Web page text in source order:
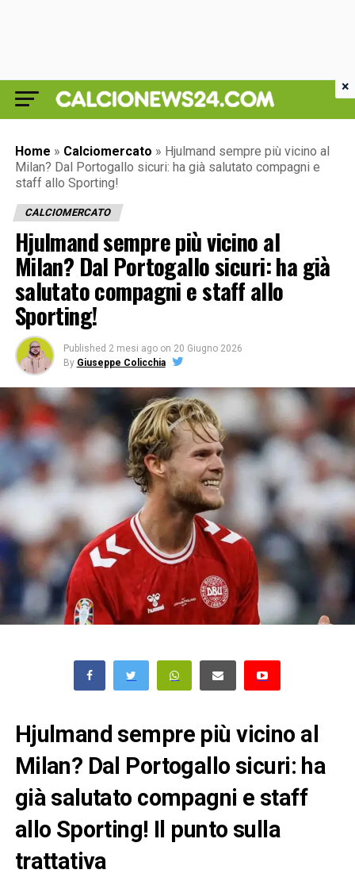
Home » Calciomercato » Hjulmand sempre più vicino al
Milan? Dal Portogallo sicuri: ha già salutato compagni e
staff allo Sporting!
CALCIOMERCATO
Hjulmand sempre più vicino al
Milan? Dal Portogallo sicuri: ha già
salutato compagni e staff allo
Sporting!
Published 2 mesi ago on 20 Giugno 2026
By Giuseppe Colicchia
Hjulmand sempre più vicino al
Milan? Dal Portogallo sicuri: ha
già salutato compagni e staff
allo Sporting! Il punto sulla
trattativa
×